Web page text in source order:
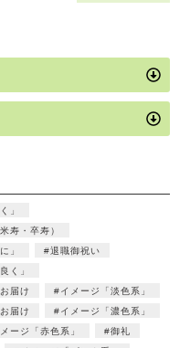
」
寿・卒寿）
」
退職御祝い
く」
届け
イメージ「淡色系」
届け
イメージ「濃色系」
ージ「赤色系」
御礼